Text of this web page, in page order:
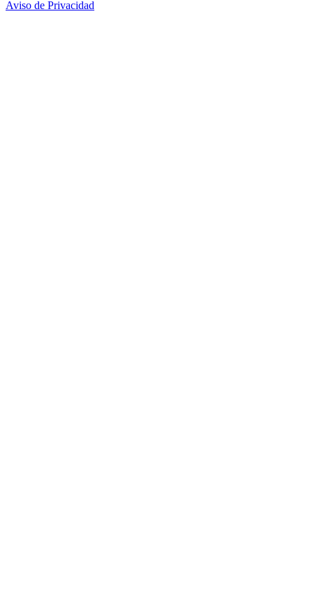
Aviso de Privacidad